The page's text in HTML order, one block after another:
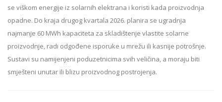
se viškom energije iz solarnih elektrana i koristi kada proizvodnja
opadne. Do kraja drugog kvartala 2026. planira se ugradnja
najmanje 60 MWh kapaciteta za skladištenje vlastite solarne
proizvodnje, radi odgođene isporuke u mrežu ili kasnije potrošnje.
Sustavi su namijenjeni poduzetnicima svih veličina, a moraju biti
smješteni unutar ili blizu proizvodnog postrojenja.